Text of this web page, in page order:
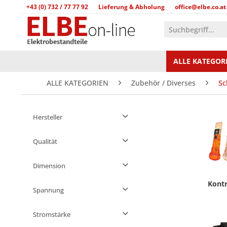
+43 (0) 732 / 77 77 92 Lieferung & Abholung office@elbe.co.at
ALLE
ALLE KATEGORIEN Zubehör / Diverses
Hersteller
AEG
ARTHUR MARTIN
ATLAS
Qualität
Compatible
Original
Dimension
9 mm Ø
Spannung
230 V
Stromstärke